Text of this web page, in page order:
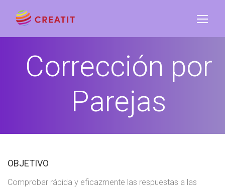
Corrección por
Parejas
OBJETIVO
Comprobar rápida y eficazmente las respuestas a las